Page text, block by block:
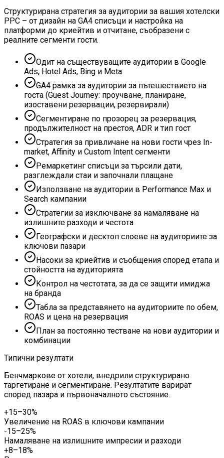
Структурирана стратегия за аудитории за вашия хотелски
PPC – от дизайн на GA4 списъци и настройка на
платформи до криейтив и отчитане, съобразени с
реалните сегменти гости.
Одит на съществуващите аудитории в Google
Ads, Hotel Ads, Bing и Meta
GA4 рамка за аудитории за пътешествието на
госта (Guest Journey: проучване, планиране,
изоставени резервации, резервирали)
Сегментиране по прозорец за резервация,
продължителност на престоя, ADR и тип гост
Стратегия за привличане на нови гости чрез In-
market, Affinity и Custom Intent сегменти
Ремаркетинг списъци за търсили дати,
разглеждали стаи и започнали плащане
Използване на аудитории в Performance Max и
Search кампании
Стратегии за изключване за намаляване на
излишните разходи и честота
Географски и десктоп слоеве на аудиториите за
ключови пазари
Насоки за криейтив и съобщения според етапа и
стойността на аудиторията
Контрол на честотата, за да се защити имиджа
на бранда
Табла за представянето на аудиториите по обем,
ROAS и цена на резервация
План за постоянно тестване на нови аудитории и
комбинации
Типични резултати
Бенчмаркове от хотели, внедрили структурирано
таргетиране и сегментиране. Резултатите варират
според пазара и първоначалното състояние.
+15–30%
Увеличение на ROAS в ключови кампании
-15–25%
Намаляване на излишните импресии и разходи
+8–18%